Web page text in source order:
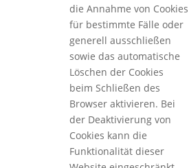
die Annahme von Cookies
für bestimmte Fälle oder
generell ausschließen
sowie das automatische
Löschen der Cookies
beim Schließen des
Browser aktivieren. Bei
der Deaktivierung von
Cookies kann die
Funktionalität dieser